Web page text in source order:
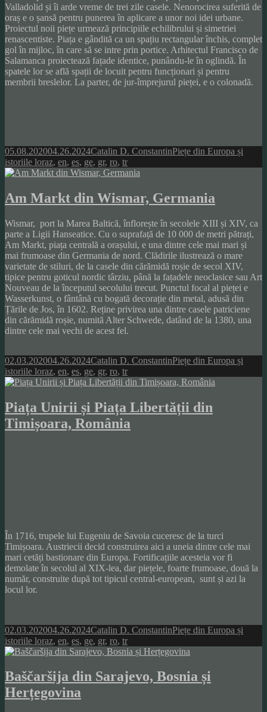
Valladolid și îi arde vreme de trei zile casele. Nenorocirea suferită de
oraș e o șansă pentru punerea în aplicare a unor noi idei urbane.
Proiectul noii piețe urmează principiile echilibrului și simetriei
renascentiste. Piața e gândită ca un spațiu rectangular închis, complet
gol în mijloc, în care să se intre prin portice. Arhitectul Francisco de
Salamanca proiectează fațade identice, punându-le în oglindă. În
spatele lor se află spații de locuit pentru funcționari și pentru
membrii breslelor. La parter, de jur-împrejurul pieței, e o colonadă.
Posted
on
05.08.202004.26.2024Author
Catalin D. ConstantinCategories
Piețe din Europa și
istoriile lorTags
az, en, es, ge, gr, ro, tr
Am Markt din Wismar, Germania
Wismar, port la Marea Baltică, înflorește în secolele XIII și XIV, ca
parte a Ligii Hanseatice. Cu o suprafață de 10 000 de metri pătrați,
Am Markt, piața centrală a orașului, e una dintre cele mai mari și
mai frumoase din Germania de nord. Clădirile ilustrează o mare
varietate de stiluri, de la casele din cărămidă roșie de secol XIV,
tipice pentru goticul nordic târziu, până la fațadele neoclasice sau Art
Nouveau de la începutul secolului trecut. Punctul focal al pieței e
Wasserkunst, o fântână cu bogată decorație din metal, adusă din
Țările de Jos, în 1602. Reține privirea una dintre casele patriciene
din cărămidă roșie, numită Alter Schwede, datând de la 1380, una
dintre cele mai vechi de acest fel.
Posted
on
02.03.202004.26.2024Author
Catalin D. ConstantinCategories
Piețe din Europa și
istoriile lorTags
az, en, es, ge, gr, ro, tr
Piața Unirii și Piața Libertății din
Timișoara, România
În 1716, trupele lui Eugeniu de Savoia cuceresc de la turci
Timișoara. Austriecii decid construirea aici a uneia dintre cele mai
mari cetăți bastionare din Europa. Fortificațiile acesteia vor fi
demolate în secolul al XIX-lea, dar piețele, foarte frumoase, două la
număr, construite după tot tipicul central-european, sunt și azi la
locul lor.
Posted
on
02.03.202004.26.2024Author
Catalin D. ConstantinCategories
Piețe din Europa și
istoriile lorTags
az, en, es, ge, gr, ro, tr
Baščaršija din Sarajevo, Bosnia și
Herțegovina